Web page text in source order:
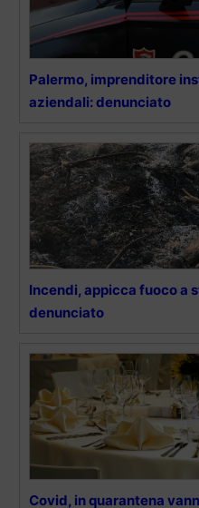
Palermo, imprenditore
aziendali: denunciato
Incendi, appicca fuoco a
denunciato
Covid, in quarantena